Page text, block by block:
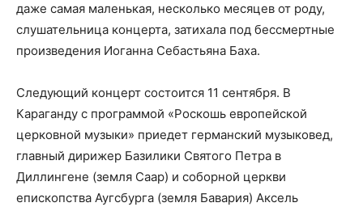
даже самая маленькая, несколько месяцев от роду,
слушательница концерта, затихала под бессмертные
произведения Иоганна Себастьяна Баха.
Следующий концерт состоится 11 сентября. В
Караганду с программой «Роскошь европейской
церковной музыки» приедет германский музыковед,
главный дирижер Базилики Святого Петра в
Диллингене (земля Саар) и соборной церкви
епископства Аугсбурга (земля Бавария) Аксель